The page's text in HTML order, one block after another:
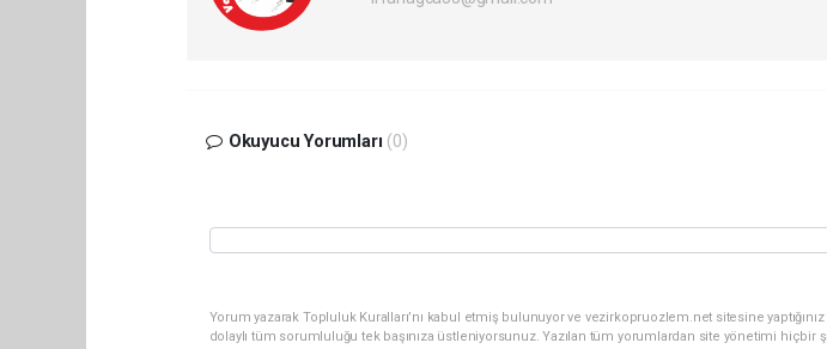
Okuyucu Yorumları (0)
Yorum yazarak Topluluk Kuralları’nı kabul etmiş bulunuyor ve vezirkopruozlem.net sitesine
dolaylı tüm sorumluluğu tek başınıza üstleniyorsunuz. Yazılan tüm yorumlardan site yönetimi hiçbir